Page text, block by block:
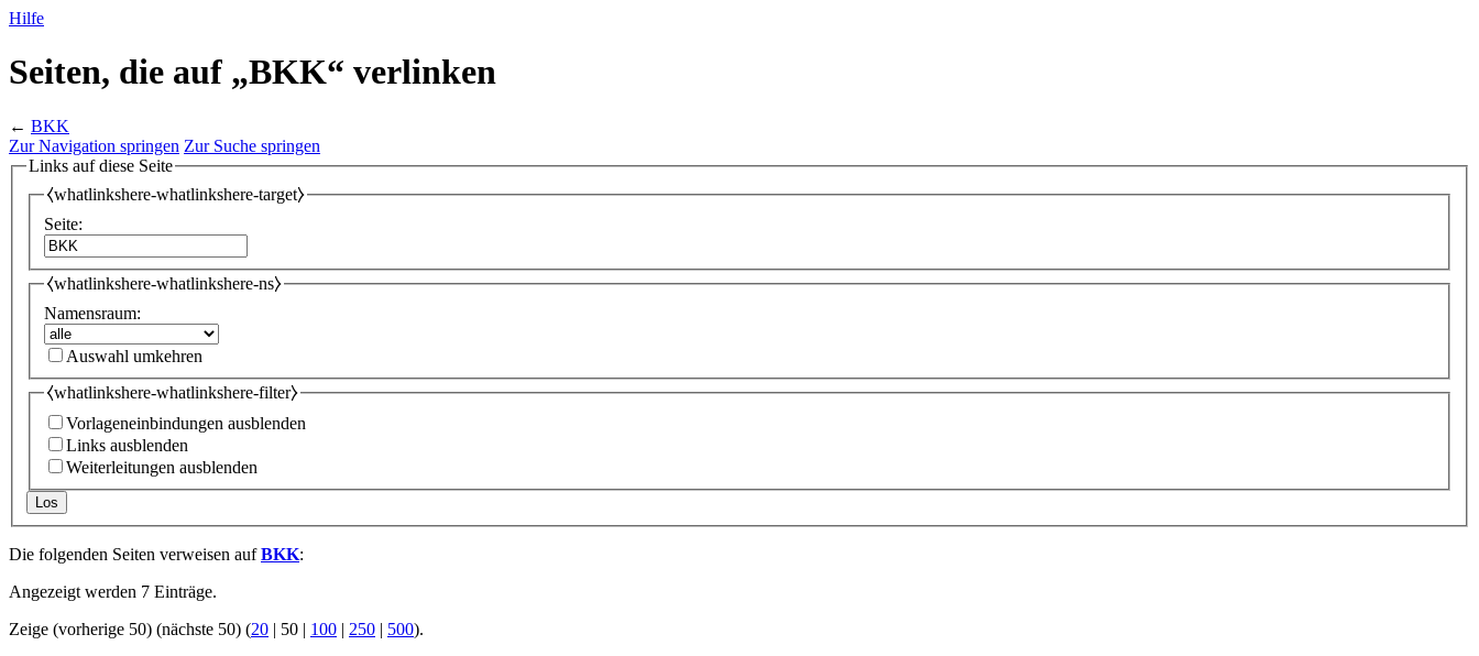
Hilfe
Seiten, die auf „BKK“ verlinken
← BKK
Zur Navigation springen Zur Suche springen
Links auf diese Seite
⧼whatlinkshere-whatlinkshere-target⧽
Seite:
⧼whatlinkshere-whatlinkshere-ns⧽
Namensraum:
Auswahl umkehren
⧼whatlinkshere-whatlinkshere-filter⧽
Vorlageneinbindungen ausblenden
Links ausblenden
Weiterleitungen ausblenden
Los
Die folgenden Seiten verweisen aufBKK:
Angezeigt werden 7 Einträge.
Zeige (vorherige 50) (nächste 50) (20 | 50 | 100 | 250 | 500).